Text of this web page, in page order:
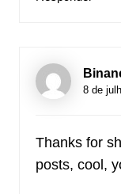
8 de
Thanks for
posts, cool,